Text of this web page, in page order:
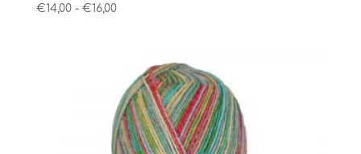
€14,00 - €16,00Prijsklasse: